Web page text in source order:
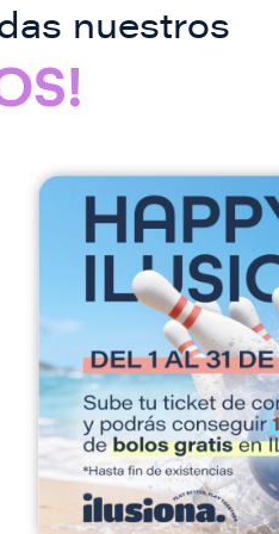
nuestros
I
g